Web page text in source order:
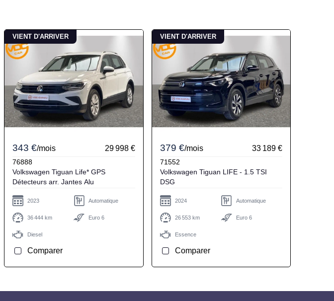
VIENT D'ARRIVER
343 €/mois 29 998 €
76888
Volkswagen Tiguan Life* GPS
Détecteurs arr. Jantes Alu
2023 Automatique
36 444 km Euro 6
Diesel
Comparer
VIENT D'ARRIVER
379 €/mois 33 189 €
71552
Volkswagen Tiguan LIFE - 1.5 TSI
DSG
2024 Automatique
26 553 km Euro 6
Essence
Comparer